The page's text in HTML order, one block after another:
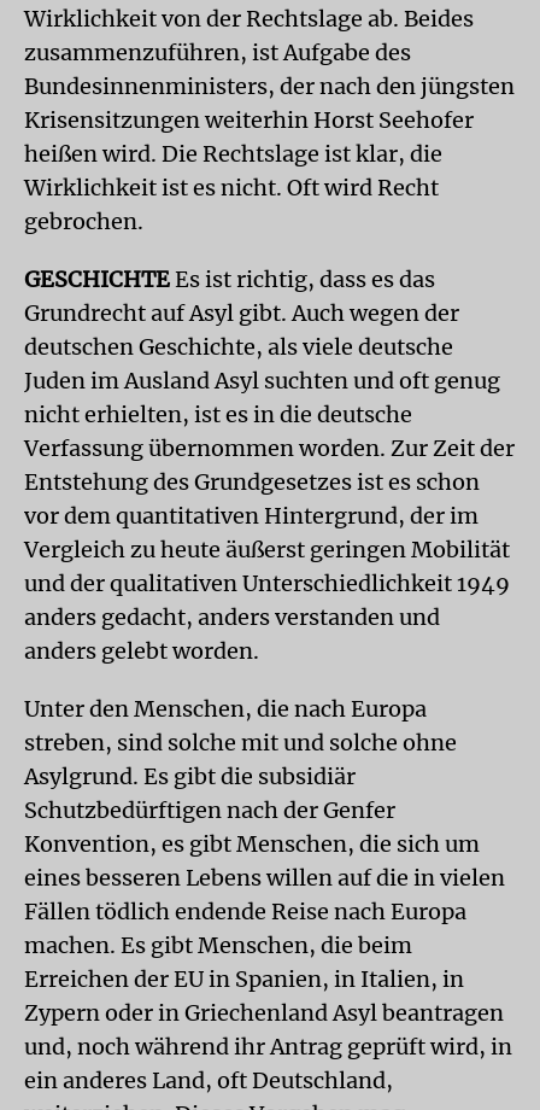
Wirklichkeit von der Rechtslage ab. Beides
zusammenzuführen, ist Aufgabe des
Bundesinnenministers, der nach den jüngsten
Krisensitzungen weiterhin Horst Seehofer
heißen wird. Die Rechtslage ist klar, die
Wirklichkeit ist es nicht. Oft wird Recht
gebrochen.
GESCHICHTEEs ist richtig, dass es das
Grundrecht auf Asyl gibt. Auch wegen der
deutschen Geschichte, als viele deutsche
Juden im Ausland Asyl suchten und oft genug
nicht erhielten, ist es in die deutsche
Verfassung übernommen worden. Zur Zeit der
Entstehung des Grundgesetzes ist es schon
vor dem quantitativen Hintergrund, der im
Vergleich zu heute äußerst geringen Mobilität
und der qualitativen Unterschiedlichkeit 1949
anders gedacht, anders verstanden und
anders gelebt worden.
Unter den Menschen, die nach Europa
streben, sind solche mit und solche ohne
Asylgrund. Es gibt die subsidiär
Schutzbedürftigen nach der Genfer
Konvention, es gibt Menschen, die sich um
eines besseren Lebens willen auf die in vielen
Fällen tödlich endende Reise nach Europa
machen. Es gibt Menschen, die beim
Erreichen der EU in Spanien, in Italien, in
Zypern oder in Griechenland Asyl beantragen
und, noch während ihr Antrag geprüft wird, in
ein anderes Land, oft Deutschland,